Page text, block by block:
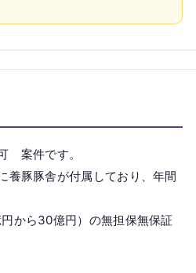
案件です。
養豚豚舎が付属しており、年間
から30億円）の無担保無保証